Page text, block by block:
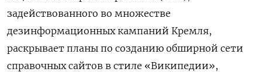
задействованного во множестве
дезинформационных кампаний Кремля,
раскрывает планы по созданию обширной сети
справочных сайтов в стиле «Википедии»,